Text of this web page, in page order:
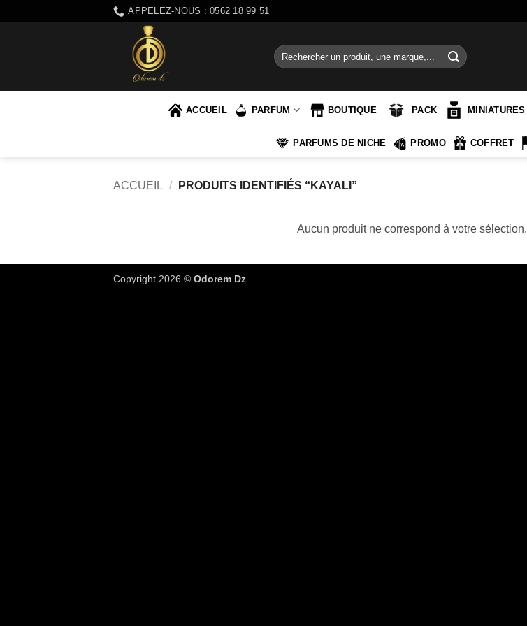
APPELEZ-NOUS : 0562 18 99 51
Recherche
pour :
ACCUEIL PARFUM BOUTIQUE PACK MINIATURES
PARFUMS DE NICHE PROMO COFFRET
ACCUEIL / PRODUITS IDENTIFIÉS “KAYALI”
Aucun produit ne correspond à votre sélection.
Copyright 2026 © Odorem Dz